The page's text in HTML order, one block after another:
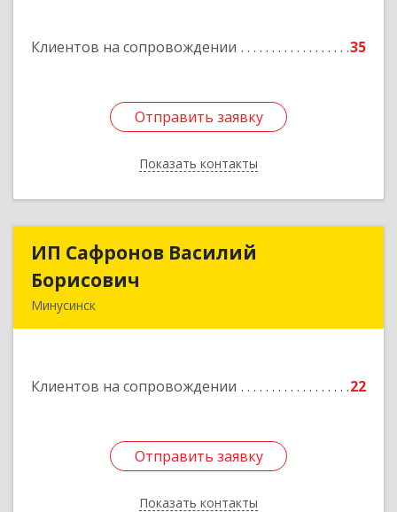
Клиентов на сопровождении 35
Отправить заявку
Показать контакты
Отправить заявку
Назад
ИП Сафронов Василий
Борисович
Минусинск
Клиентов на сопровождении 22
Отправить заявку
Показать контакты
ИП Сафронов Василий
Подробнее
Отправить заявку
Назад